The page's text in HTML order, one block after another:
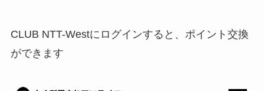
CLUB NTT-Westにログインすると、ポイント交換
ができます